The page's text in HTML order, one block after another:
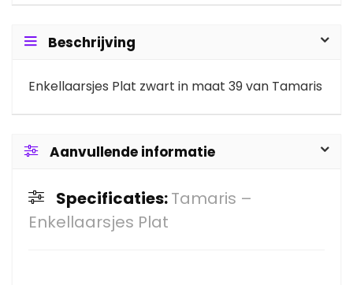
Beschrijving
Enkellaarsjes Plat zwart in maat 39 van Tamaris
Aanvullende informatie
Specificaties:Tamaris –
Enkellaarsjes Plat